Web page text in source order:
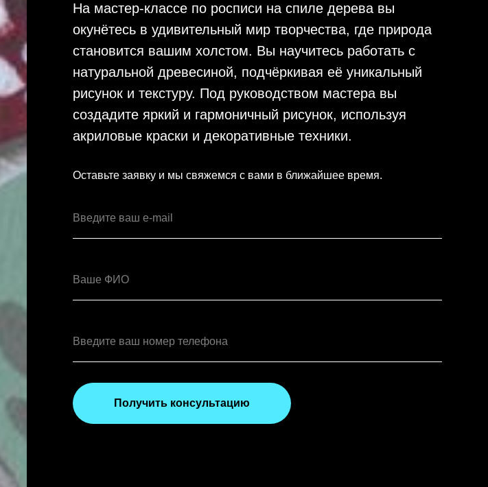
На мастер-классе по росписи на спиле дерева вы
окунётесь в удивительный мир творчества, где природа
становится вашим холстом. Вы научитесь работать с
натуральной древесиной, подчёркивая её уникальный
рисунок и текстуру. Под руководством мастера вы
создадите яркий и гармоничный рисунок, используя
акриловые краски и декоративные техники.
Оставьте заявку и мы свяжемся с вами в ближайшее время.
Получить консультацию